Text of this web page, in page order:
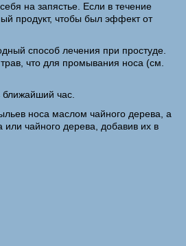
на запястье. Если в течение
продукт, чтобы был эффект от
способ лечения при простуде.
что для промывания носа (см.
час.
носа маслом чайного дерева, а
чайного дерева, добавив их в